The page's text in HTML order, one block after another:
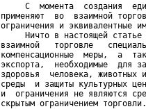
С  момента  создания
применяют  во  взаимной
ограничения и эквивалентные
Ничто в настоящей
взаимной   торговле
компенсационные  меры,  а
экспорта,  необходимые  для
здоровья  человека, животных
среды  и защиты культурных
и  ограничения не являются
скрытым ограничением торговли.